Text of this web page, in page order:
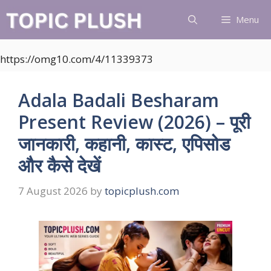
content
Menu
https://omg10.com/4/11339373
Adala Badali Besharam
Present Review (2026) – पूरी
जानकारी, कहानी, कास्ट, एपिसोड
और कैसे देखें
7 August 2026 by topicplush.com